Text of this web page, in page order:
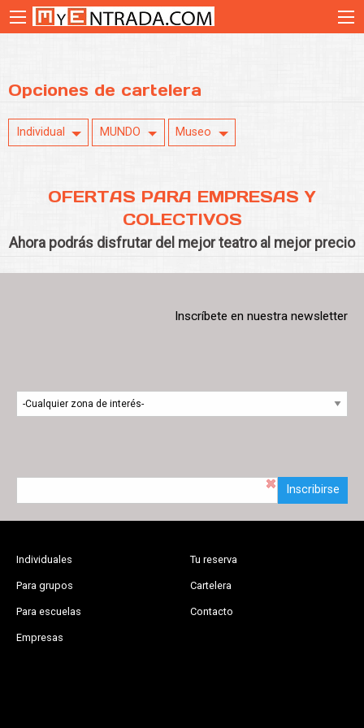
Opciones de cartelera
Individual MUNDO Museo
OFERTAS PARA EMPRESAS Y
COLECTIVOS
Ahora podrás disfrutar del mejor teatro al mejor precio
Inscríbete en nuestra newsletter
Inscribirse
Individuales
Para grupos
Para escuelas
Empresas
Tu reserva
Cartelera
Contacto